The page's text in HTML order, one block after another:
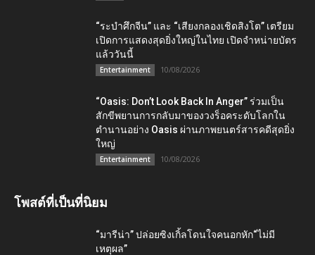
“ระบำศึกจีน” และ “เสียงกลองเชิดสิงโต” เตรียม
เปิดการแสดงสุดยิ่งใหญ่ในไทย เปิดจำหน่ายบัตร
แล้ววันนี้
Entertainment 10/08/2026
“Oasis: Don’t Look Back In Anger” ร่วมเป็น
สักขีพยานการกลับมาของวงร็อคระดับโลกใน
ตำนานอย่าง Oasis ผ่านภาพยนตร์สารคดีสุดยิ่ง
ใหญ่
Entertainment 10/08/2026
โพสต์ที่เป็นที่นิยม
“มารีน่า” ปล่อยซิงเกิ้ลโดนใจคนอกหัก“ไม่มี
เหตุผล”